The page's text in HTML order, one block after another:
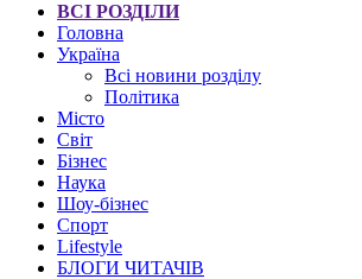
ВСІ РОЗДІЛИ
Головна
Україна
Всі новини розділу
Політика
Місто
Світ
Бізнес
Наука
Шоу-бізнес
Спорт
Lifestyle
БЛОГИ ЧИТАЧІВ